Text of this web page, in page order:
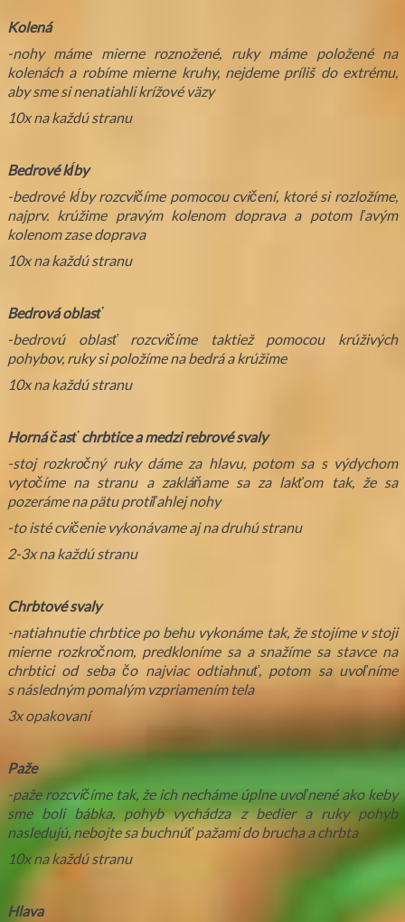
Kolená
-nohy máme mierne roznožené, ruky máme položené na
kolenách a robíme mierne kruhy, nejdeme príliš do extrému,
aby sme si nenatiahli krížové väzy
10x na každú stranu
Bedrové kĺby
-bedrové kĺby rozcvičíme pomocou cvičení, ktoré si rozložíme,
najprv. krúžime pravým kolenom doprava a potom ľavým
kolenom zase doprava
10x na každú stranu
Bedrová oblasť
-bedrovú oblasť rozcvičíme taktiež pomocou krúživých
pohybov, ruky si položíme na bedrá a krúžime
10x na každú stranu
Horná časť chrbtice a medzi rebrové svaly
-stoj rozkročný ruky dáme za hlavu, potom sa s výdychom
vytočíme na stranu a zakláňame sa za lakťom tak, že sa
pozeráme na pätu protiľahlej nohy
-to isté cvičenie vykonávame aj na druhú stranu
2-3x na každú stranu
Chrbtové svaly
-natiahnutie chrbtice po behu vykonáme tak, že stojíme v stoji
mierne rozkročnom, predkloníme sa a snažíme sa stavce na
chrbtici od seba čo najviac odtiahnuť, potom sa uvoľníme
s následným pomalým vzpriamením tela
3x opakovaní
Paže
-paže rozcvičíme tak, že ich necháme úplne uvoľnené ako keby
sme boli bábka, pohyb vychádza z bedier a ruky pohyb
nasledujú, nebojte sa buchnúť pažami do brucha a chrbta
10x na každú stranu
Hlava